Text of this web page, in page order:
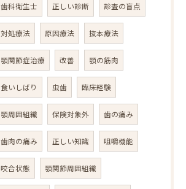
歯科衛生士 正しい診断 診査の盲点
対処療法 原因療法 抜本療法
顎関節症治療 改善 顎の筋肉
食いしばり 虫歯 臨床経験
顎周囲組織 保険対象外 歯の痛み
歯肉の痛み 正しい知識 咀嚼機能
咬合状態 顎関節周囲組織